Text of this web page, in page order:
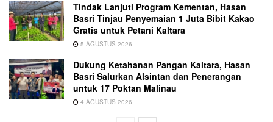
Tindak Lanjuti Program Kementan, Hasan
Basri Tinjau Penyemaian 1 Juta Bibit Kakao
Gratis untuk Petani Kaltara
5 AGUSTUS 2026
Dukung Ketahanan Pangan Kaltara, Hasan
Basri Salurkan Alsintan dan Penerangan
untuk 17 Poktan Malinau
4 AGUSTUS 2026